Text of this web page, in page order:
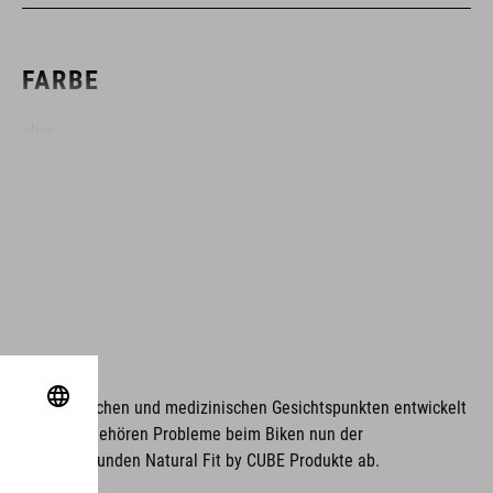
FARBE
MATERIAL
ergonomischen und medizinischen Gesichtspunkten entwickelt
gehören Probleme beim Biken nun der
Design runden Natural Fit by CUBE Produkte ab.